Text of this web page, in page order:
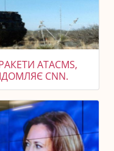
ATACMS,
CNN.